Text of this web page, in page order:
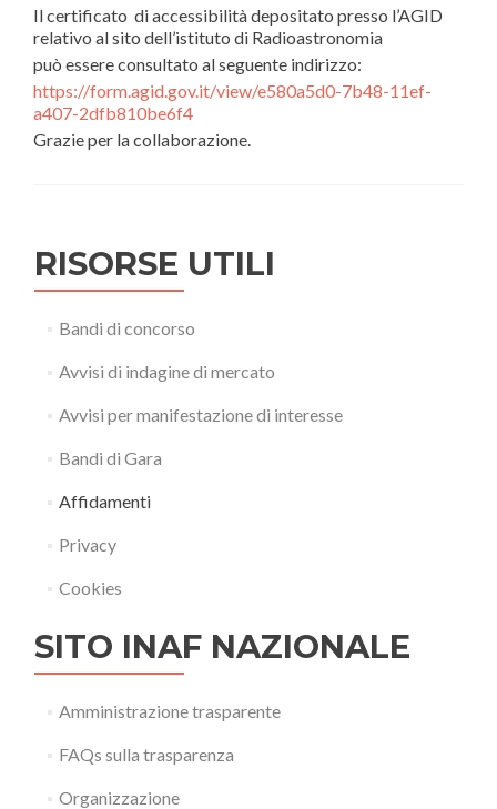
Il certificato di accessibilità depositato presso l’AGID
relativo al sito dell’istituto di Radioastronomia
può essere consultato al seguente indirizzo:
https://form.agid.gov.it/view/e580a5d0-7b48-11ef-
a407-2dfb810be6f4
Grazie per la collaborazione.
RISORSE UTILI
Bandi di concorso
Avvisi di indagine di mercato
Avvisi per manifestazione di interesse
Bandi di Gara
Affidamenti
Privacy
Cookies
SITO INAF NAZIONALE
Amministrazione trasparente
FAQs sulla trasparenza
Organizzazione